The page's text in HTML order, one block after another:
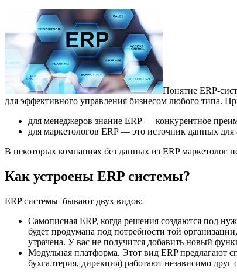
Понятие ERP-
для эффективного управления бизнесом любого типа.
для менеджеров знание ERP — конкурентное
для маркетологов ERP — это источник данных
В некоторых компаниях без данных из ERP маркетолог
Как устроены ERP системы?
ERP системы бывают двух видов:
Самописная ERP, когда решения создаются под
будет продумана под потребности той
утрачена. У вас не получится добавить новый
Модульная платформа. Этот вид ERP предлагают
бухгалтерия, дирекция) работают независимо